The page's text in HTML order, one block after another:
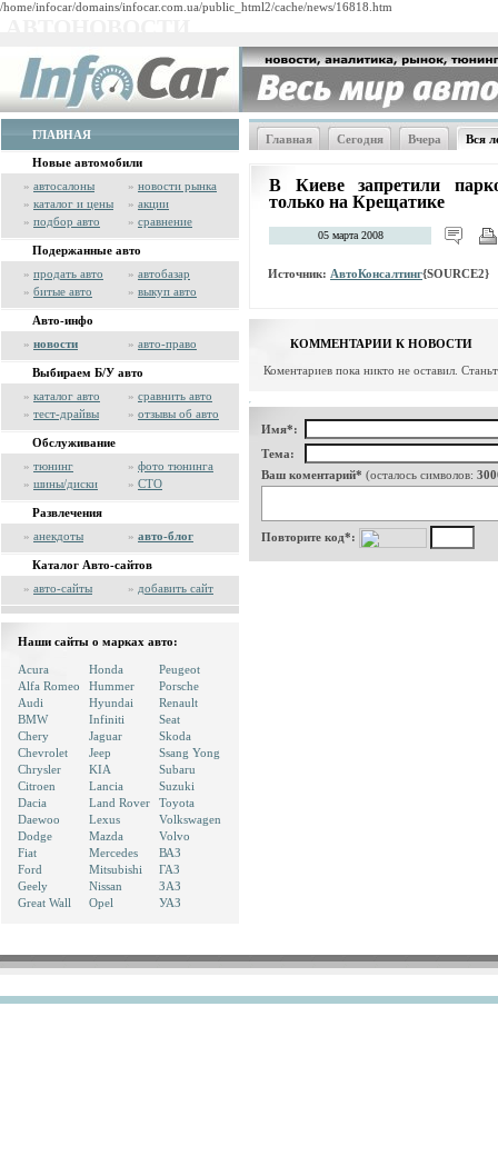
/home/infocar/domains/infocar.com.ua/public_html2/cache/news/16818.htm
ГЛАВНАЯ
Новые автомобили
» автосалоны » новости рынка
» каталог и цены » акции
» подбор авто » сравнение
Подержанные авто
» продать авто » автобазар
» битые авто » выкуп авто
Авто-инфо
» новости » авто-право
Выбираем Б/У авто
» каталог авто » сравнить авто
» тест-драйвы » отзывы об авто
Обслуживание
» тюнинг » фото тюнинга
» шины/диски » СТО
Развлечения
» анекдоты » авто-блог
Каталог Авто-сайтов
» авто-сайты » добавить сайт
Наши сайты о марках авто:
Acura
Alfa Romeo
Audi
BMW
Chery
Chevrolet
Chrysler
Citroen
Dacia
Daewoo
Dodge
Fiat
Ford
Geely
Great Wall
Honda
Hummer
Hyundai
Infiniti
Jaguar
Jeep
KIA
Lancia
Land Rover
Lexus
Mazda
Mercedes
Mitsubishi
Nissan
Opel
Peugeot
Porsche
Renault
Seat
Skoda
Ssang Yong
Subaru
Suzuki
Toyota
Volkswagen
Volvo
ВАЗ
ГАЗ
ЗАЗ
УАЗ
Главная Сегодня Вчера Вся
В Киеве запретили
только на Крещатике
05 марта 2008
Источник: АвтоКонсалтинг{SOURCE2}
КОММЕНТАРИИ К НОВОСТИ
Коментариев пока никто не оставил.
Имя*:
Тема:
Ваш коментарий* (осталось символов:
Повторите код*: